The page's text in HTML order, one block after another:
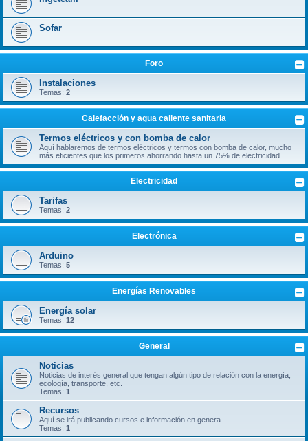
Sofar
Foro
Instalaciones
Temas: 2
Calefacción y agua caliente sanitaria
Termos eléctricos y con bomba de calor
Aquí hablaremos de termos eléctricos y termos con bomba de calor, mucho
más eficientes que los primeros ahorrando hasta un 75% de electricidad.
Electricidad
Tarifas
Temas: 2
Electrónica
Arduino
Temas: 5
Energías Renovables
Energía solar
Temas: 12
General
Noticias
Noticias de interés general que tengan algún tipo de relación con la energía,
ecología, transporte, etc.
Temas: 1
Recursos
Aquí se irá publicando cursos e información en genera.
Temas: 1